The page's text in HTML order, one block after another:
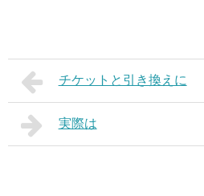
チケットと引き換えに
実際は